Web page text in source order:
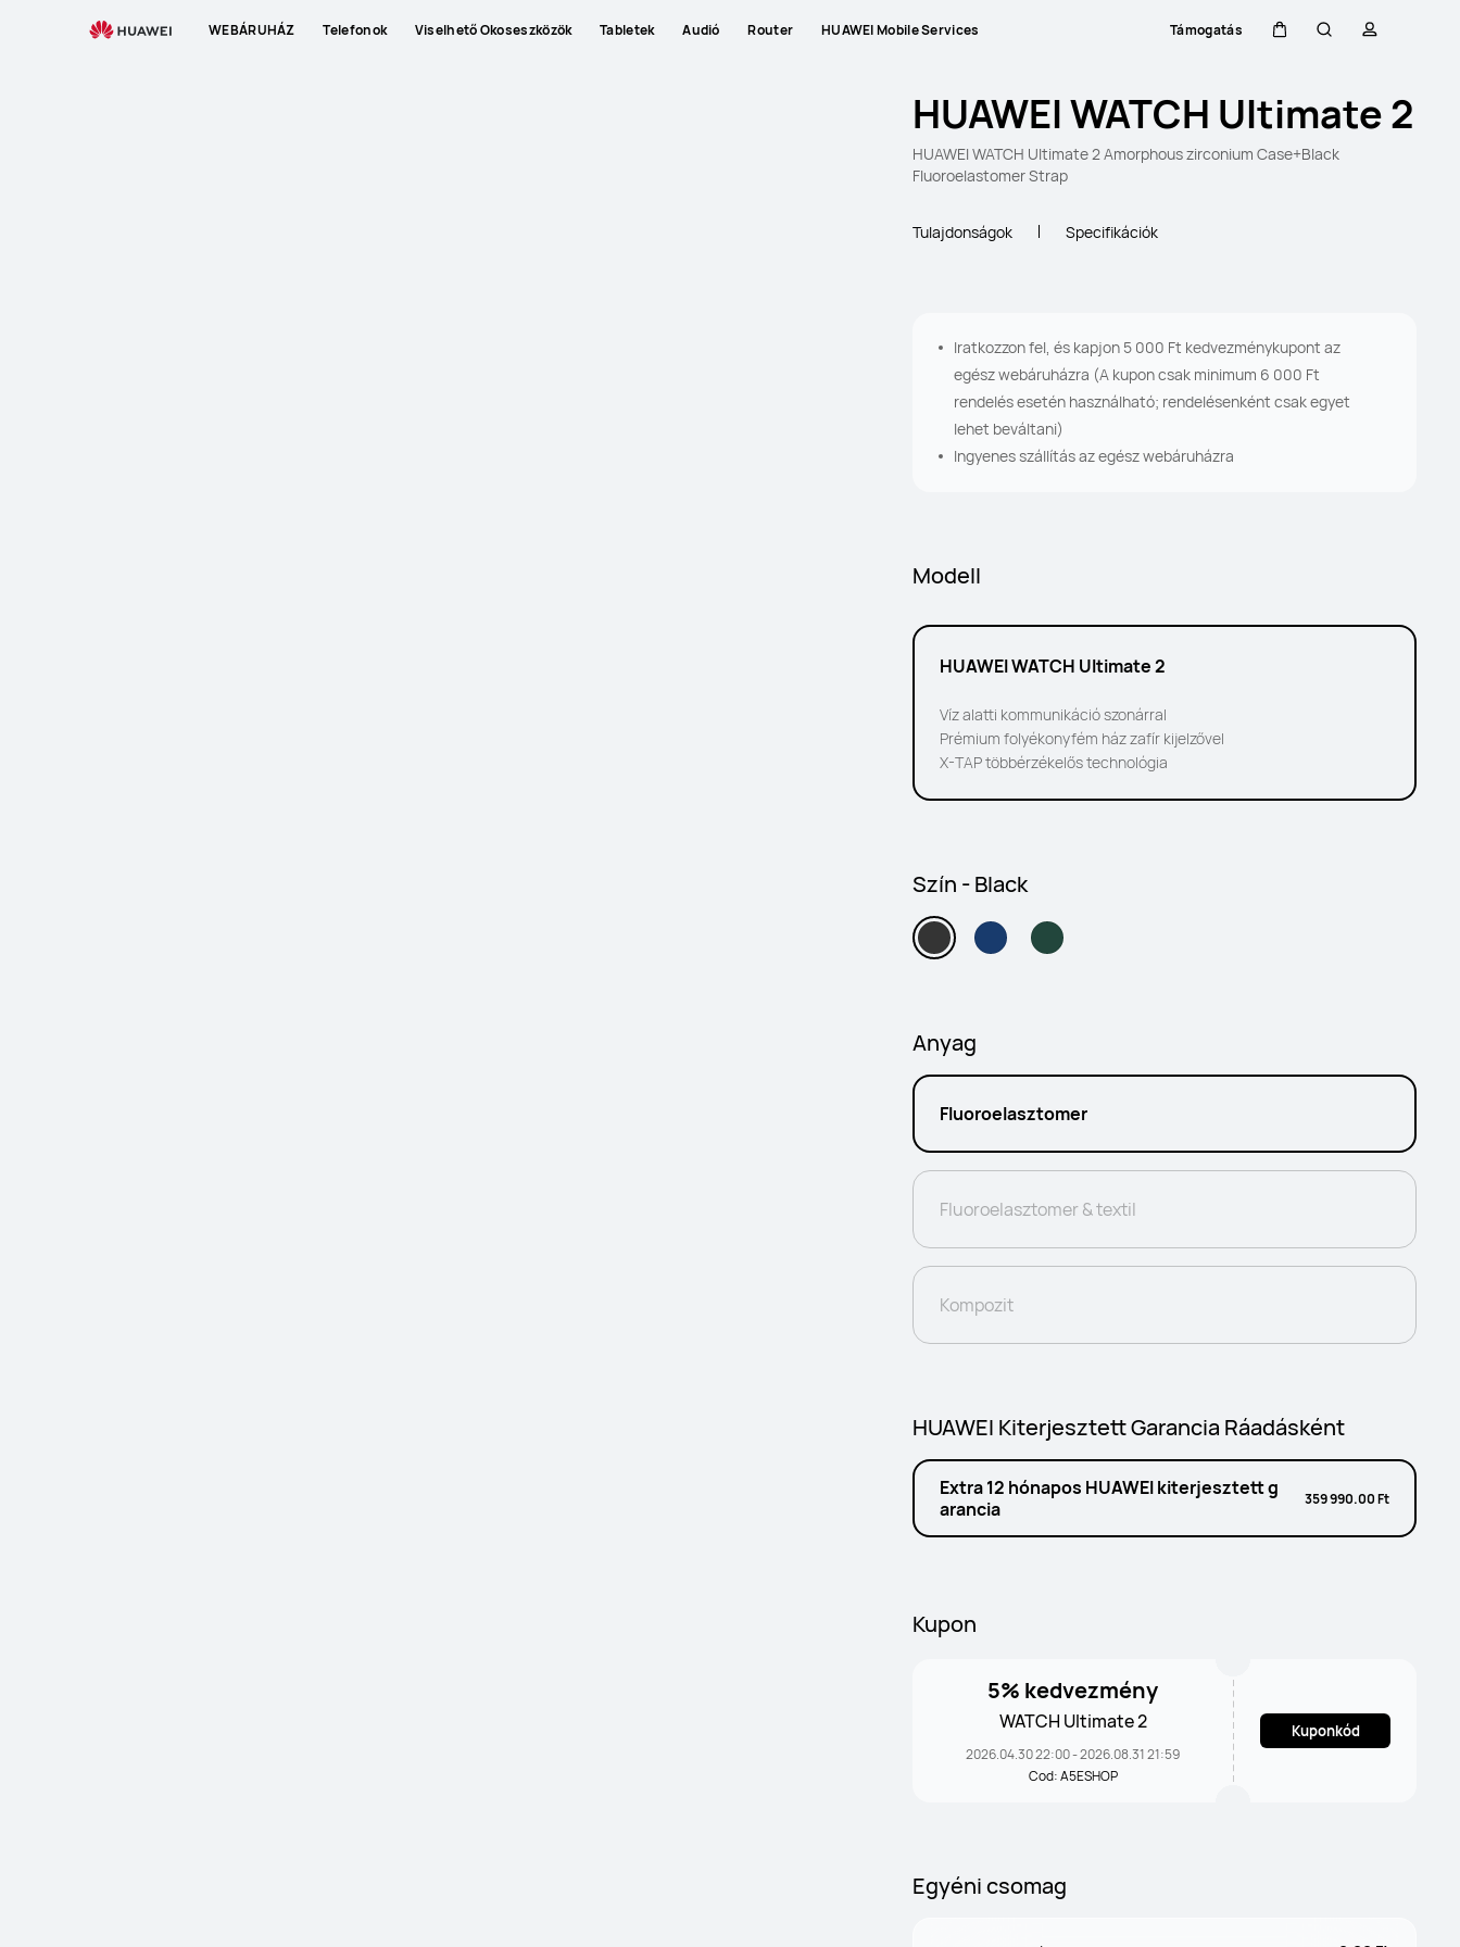
WEBÁRUHÁZ Telefonok Viselhető Okoseszközök Tabletek Audió Router HUAWEI Mobile Services Támogatás
HUAWEI WATCH Ultimate 2
HUAWEI WATCH Ultimate 2 Amorphous zirconium Case+Black
Fluoroelastomer Strap
Tulajdonságok Specifikációk
Iratkozzon fel, és kapjon 5 000 Ft kedvezménykupont az
egész webáruházra (A kupon csak minimum 6 000 Ft
rendelés esetén használható; rendelésenként csak egyet
lehet beváltani)
Ingyenes szállítás az egész webáruházra
Modell
HUAWEI WATCH Ultimate 2
Víz alatti kommunikáció szonárral
Prémium folyékonyfém ház zafír kijelzővel
X-TAP többérzékelős technológia
Szín - Black
Anyag
Fluoroelasztomer
Fluoroelasztomer & textil
Kompozit
HUAWEI Kiterjesztett Garancia Ráadásként
Extra 12 hónapos HUAWEI kiterjesztett g
arancia
359 990.00 Ft
Kupon
5% kedvezmény
WATCH Ultimate 2
2026.04.30 22:00 - 2026.08.31 21:59
Cod: A5ESHOP
Kuponkód
Egyéni csomag